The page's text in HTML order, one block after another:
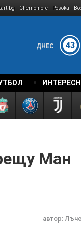
Chernomore Posoka
ДНЕС 43
Ман
автор: